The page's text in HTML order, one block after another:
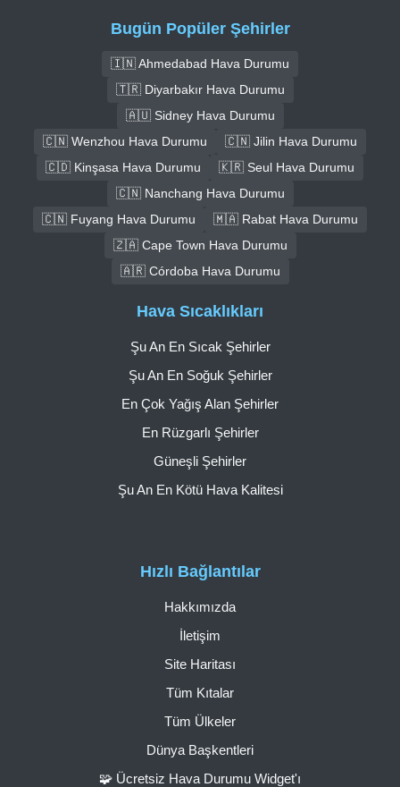
Bugün Popüler Şehirler
🇮🇳 Ahmedabad Hava Durumu
🇹🇷 Diyarbakır Hava Durumu
🇦🇺 Sidney Hava Durumu
🇨🇳 Wenzhou Hava Durumu
🇨🇳 Jilin Hava Durumu
🇨🇩 Kinşasa Hava Durumu
🇰🇷 Seul Hava Durumu
🇨🇳 Nanchang Hava Durumu
🇨🇳 Fuyang Hava Durumu
🇲🇦 Rabat Hava Durumu
🇿🇦 Cape Town Hava Durumu
🇦🇷 Córdoba Hava Durumu
Hızlı Bağlantılar
Hakkımızda
İletişim
Site Haritası
Tüm Kıtalar
Tüm Ülkeler
Dünya Başkentleri
🧩 Ücretsiz Hava Durumu Widget'ı
Hava Sıcaklıkları
Şu An En Sıcak Şehirler
Şu An En Soğuk Şehirler
En Çok Yağış Alan Şehirler
En Rüzgarlı Şehirler
Güneşli Şehirler
Şu An En Kötü Hava Kalitesi